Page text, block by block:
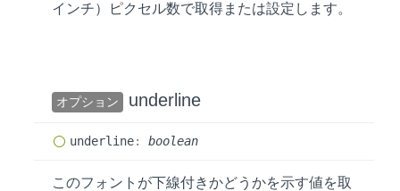
インチ）ピクセル数で取得または設定します。
オプション underline
underline: boolean
このフォントが下線付きかどうかを示す値を取